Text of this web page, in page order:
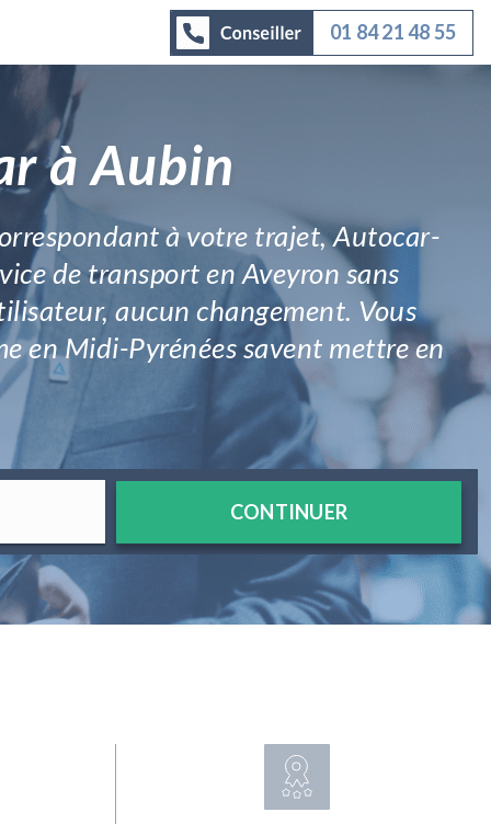
01 84 21 48 55
à Aubin
à votre trajet, Autocar-
de transport en Aveyron sans
aucun changement. Vous
en Midi-Pyrénées savent mettre en
CONTINUER